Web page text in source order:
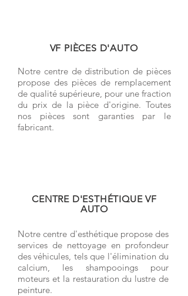
VF PIÈCES D'AUTO
Notre centre de distribution de pièces
propose des pièces de remplacement
de qualité supérieure, pour une fraction
du prix de la pièce d'origine. Toutes
nos pièces sont garanties par le
fabricant.
CENTRE D'ESTHÉTIQUE VF
AUTO
Notre centre d'esthétique propose des
services de nettoyage en profondeur
des véhicules, tels que l'élimination du
calcium, les shampooings pour
moteurs et la restauration du lustre de
peinture.